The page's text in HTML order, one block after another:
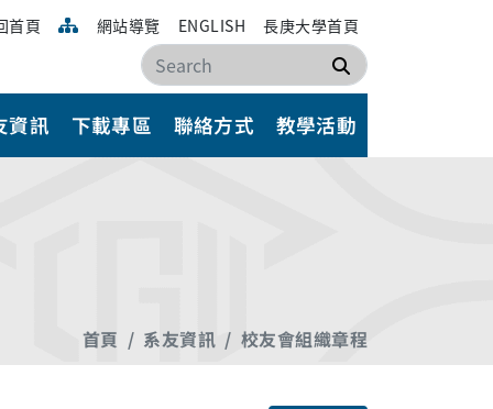
首頁 網站導覽 ENGLISH 長庚大學首頁
搜尋
資訊 下載專區 聯絡方式 教學活動
首頁 系友資訊 校友會組織章程